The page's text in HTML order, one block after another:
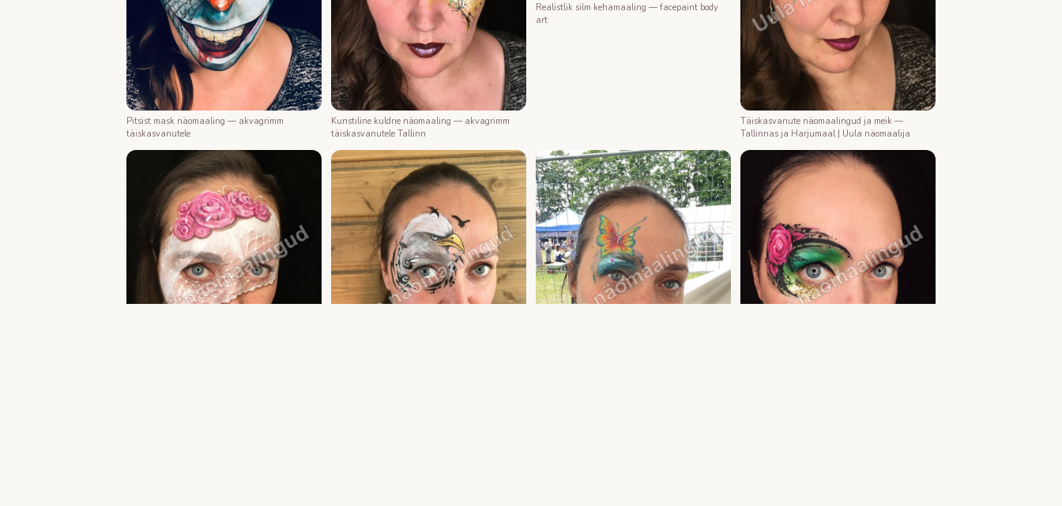
Pitsist mask näomaaling — akvagrimm
täiskasvanutele
Kunstiline kuldne näomaaling — akvagrimm
täiskasvanutele Tallinn
Realistlik silm kehamaaling — facepaint body
art
Täiskasvanute näomaalingud ja meik —
Tallinnas ja Harjumaal | Uula näomaalija